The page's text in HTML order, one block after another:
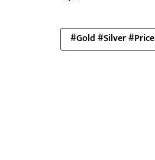
#Gold #Silver #Price